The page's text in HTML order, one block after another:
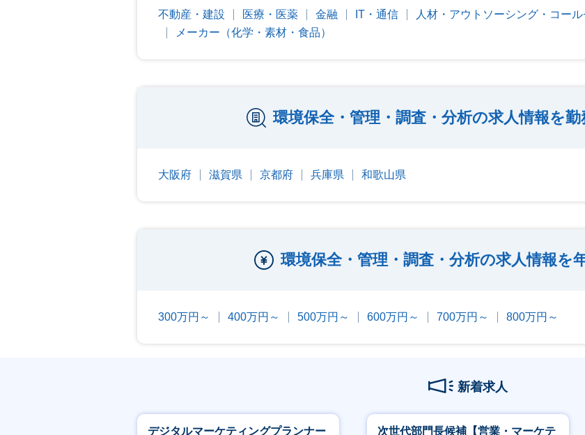
不動産・建設 医療・医薬 金融 IT・通信 人材・アウトソーシング・コー
メーカー（化学・素材・食品）
環境保全・管理・調査・分析の求人情報を
大阪府 滋賀県 京都府 兵庫県 和歌山県
環境保全・管理・調査・分析の求人情報を
300万円～ 400万円～ 500万円～ 600万円～ 700万円～ 800万円～
新着求人
デジタルマーケティングプランナー 次世代部門長候補【営業・マーケテ